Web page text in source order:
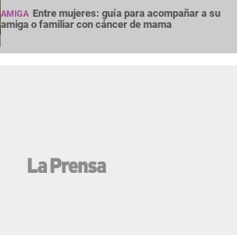
AMIGA Entre mujeres: guía para acompañar a su
amiga o familiar con cáncer de mama